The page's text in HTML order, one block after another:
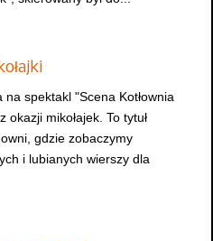
spektakl "Scena Kotłownia
mikołajek. To tytuł
gdzie zobaczymy
i lubianych wierszy dla